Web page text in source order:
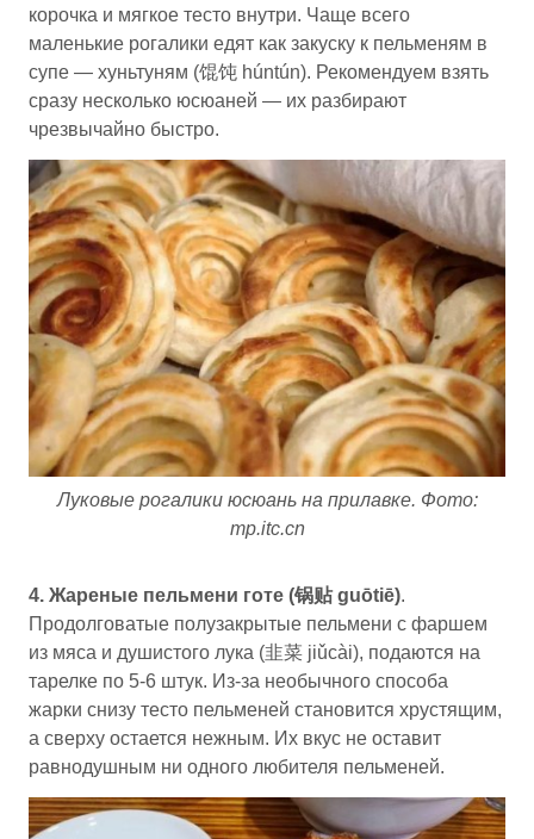
корочка и мягкое тесто внутри. Чаще всего
маленькие рогалики едят как закуску к пельменям в
супе — хуньтуням (馄饨 húntún). Рекомендуем взять
сразу несколько юсюаней — их разбирают
чрезвычайно быстро.
Луковые рогалики юсюань на прилавке. Фото:
mp.itc.cn
4. Жареные пельмени готе (锅贴 guōtiē).
Продолговатые полузакрытые пельмени с фаршем
из мяса и душистого лука (韭菜 jiǔcài), подаются на
тарелке по 5-6 штук. Из-за необычного способа
жарки снизу тесто пельменей становится хрустящим,
а сверху остается нежным. Их вкус не оставит
равнодушным ни одного любителя пельменей.